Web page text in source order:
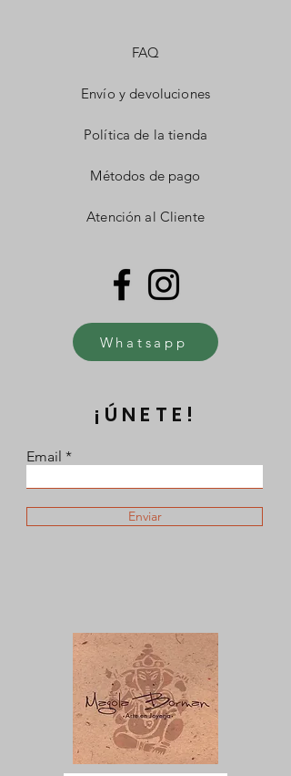
FAQ
Envío y devoluciones
Política de la tienda
Métodos de pago
Atención al Cliente
Whatsapp
¡ÚNETE!
Email
Enviar